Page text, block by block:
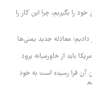
را بگیریم، چرا این کار را
معادله جدید یمنی‌ها
باید از خاورمیانه برود
آن فرا رسیده است به خود